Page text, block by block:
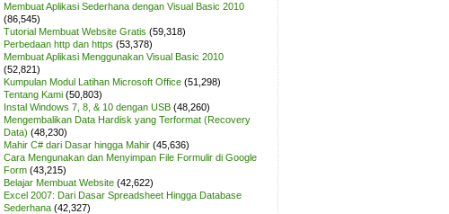
Membuat Aplikasi Sederhana dengan Visual Basic 2010
(86,545)
Tutorial Membuat Website Gratis (59,318)
Perbedaan http dan https (53,378)
Membuat Aplikasi Menggunakan Visual Basic 2010
(52,821)
Kumpulan Modul Latihan Microsoft Office (51,298)
Tentang Kami (50,803)
Instal Windows 7, 8, & 10 dengan USB (48,260)
Mengembalikan Data Hardisk yang Terformat (Recovery
Data) (48,230)
Mahir C# dari Dasar hingga Mahir (45,636)
Cara Mengunakan dan Menyimpan File Formulir di Google
Form (43,215)
Belajar Membuat Website (42,622)
Excel 2007: Dari Dasar Spreadsheet Hingga Database
Sederhana (42,327)